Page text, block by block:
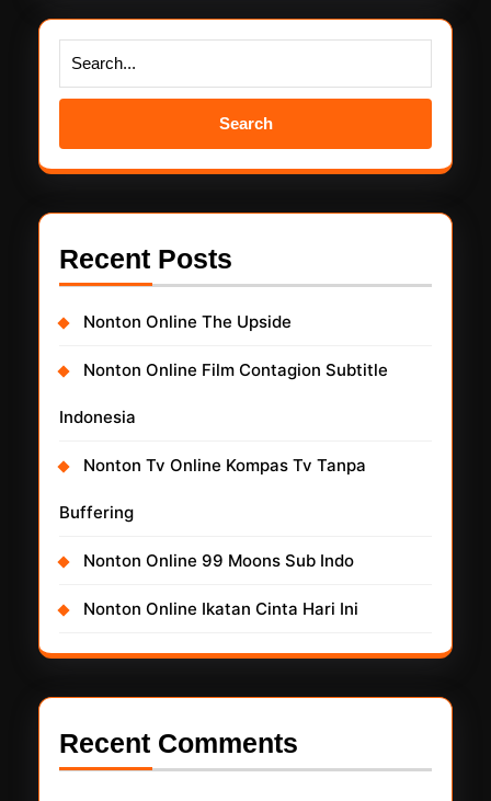
Search
Recent Posts
Nonton Online The Upside
Nonton Online Film Contagion Subtitle
Indonesia
Nonton Tv Online Kompas Tv Tanpa
Buffering
Nonton Online 99 Moons Sub Indo
Nonton Online Ikatan Cinta Hari Ini
Recent Comments